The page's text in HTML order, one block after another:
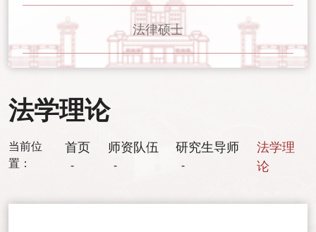
法律硕士
法学理论
当前位
置：
首页
-
师资队伍
-
研究生导师
-
法学理
论